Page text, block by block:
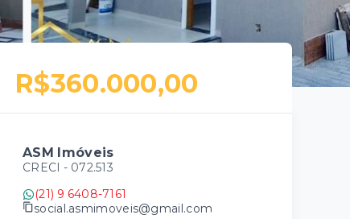
R$360.000,00
ASM Imóveis
CRECI - 072.513
(21) 9 6408-7161
social.asmimoveis@gmail.com